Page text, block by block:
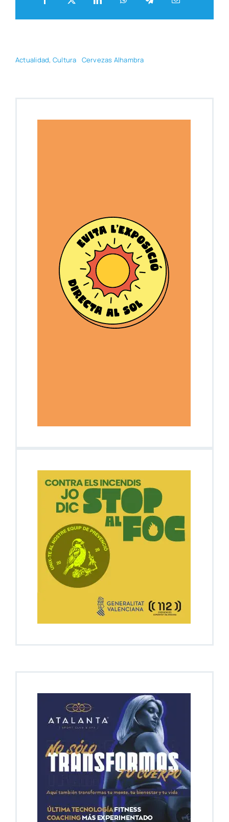
Actua­li­dad, Cul­tu­ra Cer­ve­zas Alham­bra